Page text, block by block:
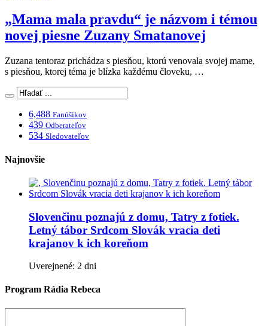
„Mama mala pravdu“ je názvom i témou
novej piesne Zuzany Smatanovej
Zuzana tentoraz prichádza s piesňou, ktorú venovala svojej mame,
s piesňou, ktorej téma je blízka každému človeku, …
6,488 Fanúšikov
439 Odberateľov
534 Sledovateľov
Najnovšie
Slovenčinu poznajú z domu, Tatry z fotiek.
Letný tábor Srdcom Slovák vracia deti
krajanov k ich koreňom
Uverejnené: 2 dni
Program Rádia Rebeca